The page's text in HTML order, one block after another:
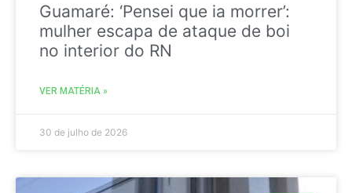
Guamaré: ‘Pensei que ia morrer’:
mulher escapa de ataque de boi
no interior do RN
VER MATÉRIA »
30 de julho de 2026